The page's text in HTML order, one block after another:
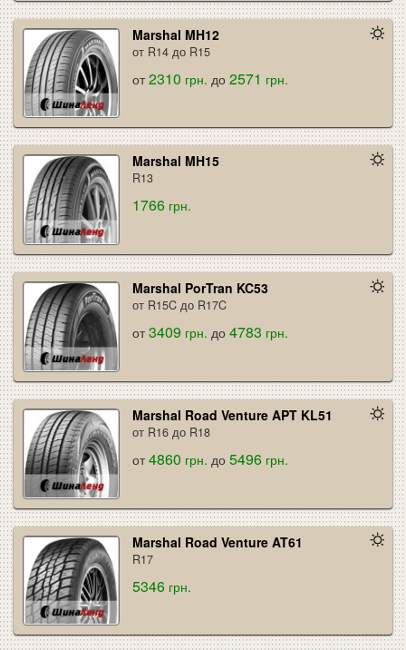
Marshal MH12
от R14 до R15
от2310 грн. до2571 грн.
Marshal MH15
R13
1766 грн.
Marshal PorTran KC53
от R15C до R17C
от3409 грн. до4783 грн.
Marshal Road Venture APT KL51
от R16 до R18
от4860 грн. до5496 грн.
Marshal Road Venture AT61
R17
5346 грн.